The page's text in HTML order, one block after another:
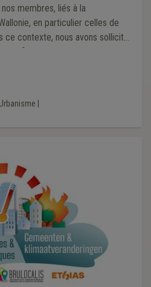
membres, liés à la
en particulier celles de
contexte, nous avons sollicité
afin de présenter plus en
Urbanisme